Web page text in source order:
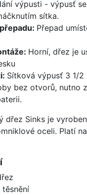
výpusti - výpusť
sítka.
Přepad
Horní, dřez je
Sítková výpusť 3 1/2
bez otvorů, nutno
dřez Sinks je
oceli. Platí